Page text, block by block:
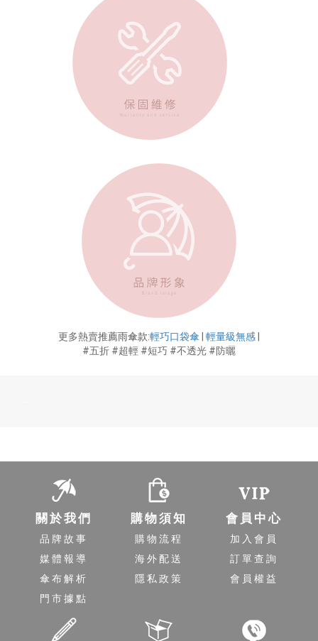
更多熱賣推薦雨傘款:輕巧口袋傘 輕量級無感
#五折 #超輕 #短巧 #不透光 #防曬
關於我們
品牌故事
媒體報導
傘布解析
門市據點
購物須知
購物流程
海外配送
隱私政策
會員中心
加入會員
訂單查詢
會員權益